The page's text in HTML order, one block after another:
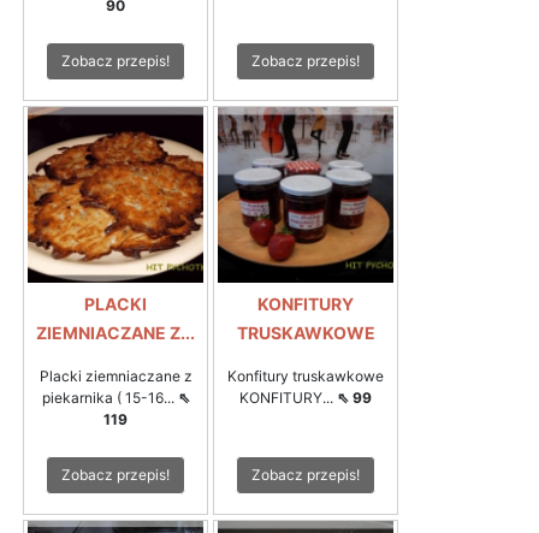
90
Zobacz przepis! Zobacz przepis!
PLACKI
ZIEMNIACZANE Z...
Placki ziemniaczane z
piekarnika ( 15-16... ⇖
119
Zobacz przepis!
KONFITURY
TRUSKAWKOWE
Konfitury truskawkowe
KONFITURY... ⇖ 99
Zobacz przepis!